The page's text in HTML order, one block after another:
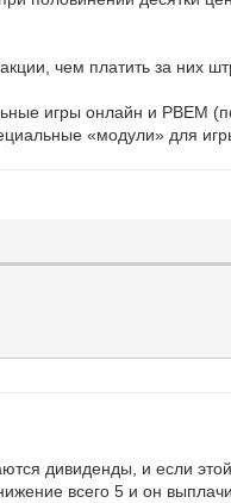
чем платить за них
игры онлайн и PBEM
«модули» для
дивиденды, и если
всего 5 и он